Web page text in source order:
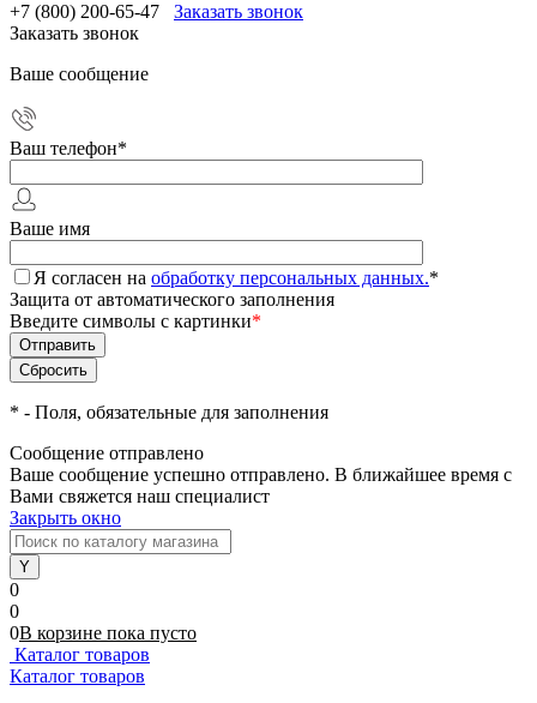
+7 (800) 200-65-47
Заказать звонок
Заказать звонок
Ваше сообщение
Ваш телефон*
Ваше имя
Я согласен на обработку персональных данных.*
Защита от автоматического заполнения
Введите символы с картинки*
* - Поля, обязательные для заполнения
Сообщение отправлено
Ваше сообщение успешно отправлено. В ближайшее время с
Вами свяжется наш специалист
Закрыть окно
0
0
0В корзине пока пусто
Каталог товаров
Каталог товаров